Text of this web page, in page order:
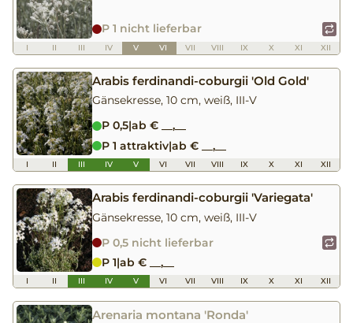
P 1 nicht lieferbar
I II III IV V VI VII VIII IX X XI XII
Arabis ferdinandi-coburgii 'Old Gold'
Gänsekresse, 10 cm, weiß, III-V
P 0,5|ab € __,__
P 1 attraktiv|ab € __,__
I II III IV V VI VII VIII IX X XI XII
Arabis ferdinandi-coburgii 'Variegata'
Gänsekresse, 10 cm, weiß, III-V
P 0,5 nicht lieferbar
P 1|ab € __,__
I II III IV V VI VII VIII IX X XI XII
Arenaria montana 'Ronda'